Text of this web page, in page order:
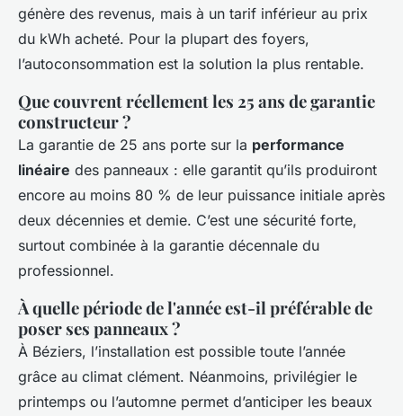
génère des revenus, mais à un tarif inférieur au prix
du kWh acheté. Pour la plupart des foyers,
l’autoconsommation est la solution la plus rentable.
Que couvrent réellement les 25 ans de garantie
constructeur ?
La garantie de 25 ans porte sur la performance
linéaire des panneaux : elle garantit qu’ils produiront
encore au moins 80 % de leur puissance initiale après
deux décennies et demie. C’est une sécurité forte,
surtout combinée à la garantie décennale du
professionnel.
À quelle période de l'année est-il préférable de
poser ses panneaux ?
À Béziers, l’installation est possible toute l’année
grâce au climat clément. Néanmoins, privilégier le
printemps ou l’automne permet d’anticiper les beaux